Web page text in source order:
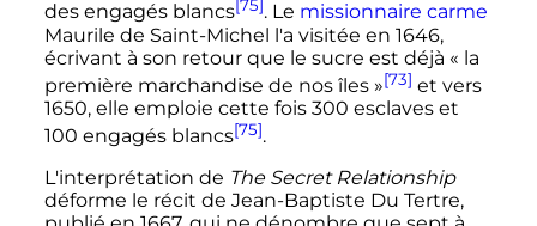
des engagés blancs[75]. Le missionnaire carme
Maurile de Saint-Michel l'a visitée en 1646,
écrivant à son retour que le sucre est déjà « la
première marchandise de nos îles »[73] et vers
1650, elle emploie cette fois 300 esclaves et
100 engagés blancs[75].
L'interprétation de The Secret Relationship
déforme le récit de Jean-Baptiste Du Tertre,